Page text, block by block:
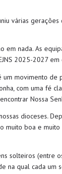
várias
nada. As
2025-2027 em
um movimento
com uma fé
Nossa
dioceses.
muito boa e
solteiros (entre
na qual cada um